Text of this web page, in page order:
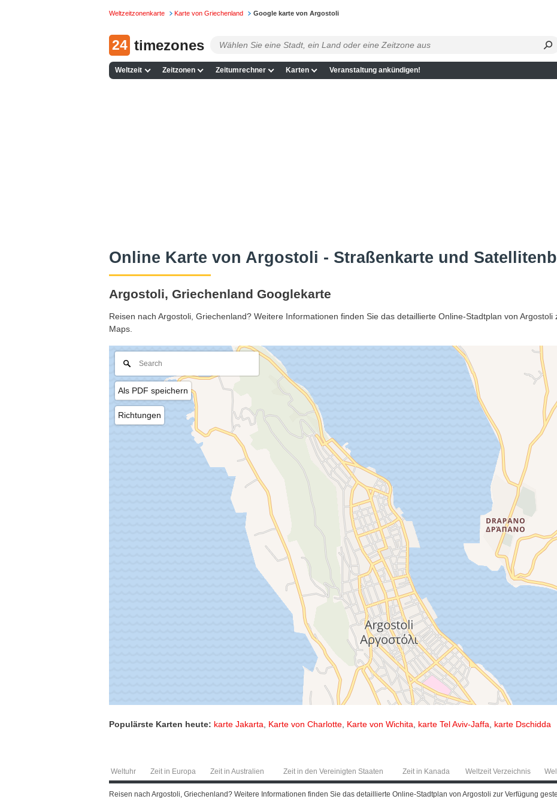
Weltzeitzonenkarte Karte von Griechenland Google karte von Argostoli
24 timezones
Weltzeit Zeitzonen Zeitumrechner Karten Veranstaltung ankündigen!
Online Karte von Argostoli - Straßenkarte und
Argostoli, Griechenland Googlekarte
Reisen nach Argostoli, Griechenland? Weitere Informationen finden Sie das detaillierte Online-Stadtplan von
Maps.
Als PDF speichern
Richtungen
Populärste Karten heute: karte Jakarta Karte von Charlotte Karte von Wichita karte Tel Aviv-Jaffa karte Dschidda
Weltuhr Zeit in Europa Zeit in Australien Zeit in den Vereinigten Staaten Zeit in Kanada Weltzeit Verzeichnis
Reisen nach Argostoli, Griechenland? Weitere Informationen finden Sie das detaillierte Online-Stadtplan von Argostoli zur Verfügung